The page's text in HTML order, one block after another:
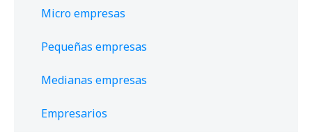
Micro empresas
Pequeñas empresas
Medianas empresas
Empresarios